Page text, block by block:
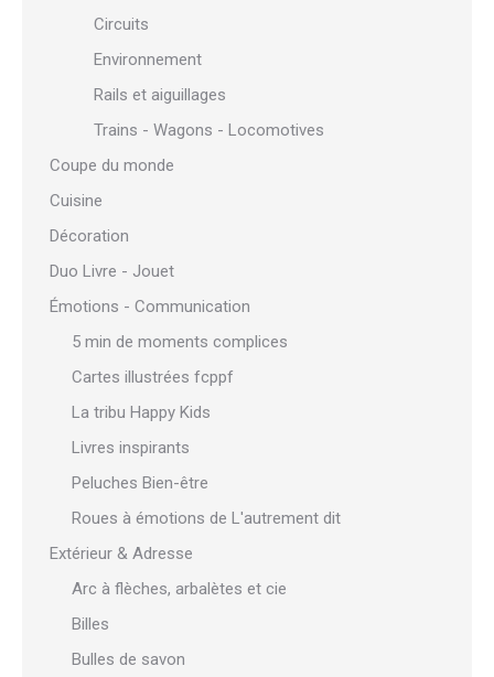
Circuits
Environnement
Rails et aiguillages
Trains - Wagons - Locomotives
Coupe du monde
Cuisine
Décoration
Duo Livre - Jouet
Émotions - Communication
5 min de moments complices
Cartes illustrées fcppf
La tribu Happy Kids
Livres inspirants
Peluches Bien-être
Roues à émotions de L'autrement dit
Extérieur & Adresse
Arc à flèches, arbalètes et cie
Billes
Bulles de savon